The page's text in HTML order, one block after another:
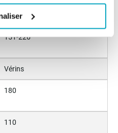
91-110
151-220
Vérins
180
110